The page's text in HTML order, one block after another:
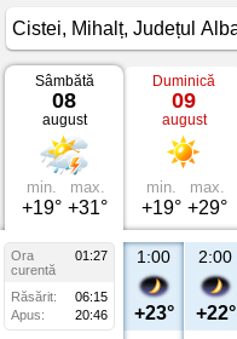
Vremea
Cistei
Mihalț,
Județul
Alba
Sâmbătă
08
august
min.
+19°
max.
+31°
Duminică
09
august
min.
+19°
max.
+29°
Ora
01:27
curentă
Răsărit:
06:15
Apus:
20:46
1:00
+23°
2:00
+22°